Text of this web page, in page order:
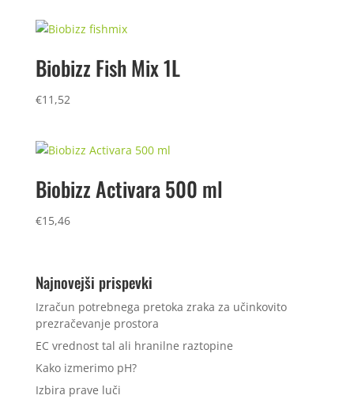
Biobizz Fish Mix 1L
€11,52
Biobizz Activara 500 ml
€15,46
Najnovejši prispevki
Izračun potrebnega pretoka zraka za učinkovito
prezračevanje prostora
EC vrednost tal ali hranilne raztopine
Kako izmerimo pH?
Izbira prave luči